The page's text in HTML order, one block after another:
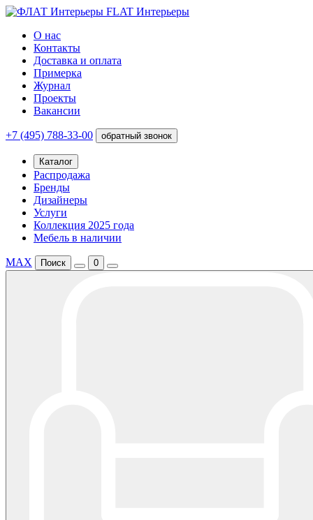
FLAT Интерьеры
О нас
Контакты
Доставка и оплата
Примерка
Журнал
Проекты
Вакансии
+7 (495) 788-33-00 обратный звонок
Каталог
Распродажа
Бренды
Дизайнеры
Услуги
Коллекция 2025 года
Мебель в наличии
MAX Поиск 0